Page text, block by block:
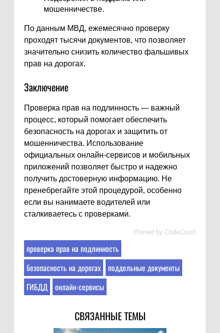
мошенничестве.
По данным МВД, ежемесячно проверку
проходят тысячи документов, что позволяет
значительно снизить количество фальшивых
прав на дорогах.
Заключение
Проверка прав на подлинность — важный
процесс, который помогает обеспечить
безопасность на дорогах и защитить от
мошенничества. Использование
официальных онлайн-сервисов и мобильных
приложений позволяет быстро и надежно
получить достоверную информацию. Не
пренебрегайте этой процедурой, особенно
если вы нанимаете водителей или
сталкиваетесь с проверками.
Posted by CodeCrush
проверка прав на подлинность
безопасность на дорогах
поддельные документы
ГИБДД
онлайн-сервисы
СВЯЗАННЫЕ ТЕМЫ